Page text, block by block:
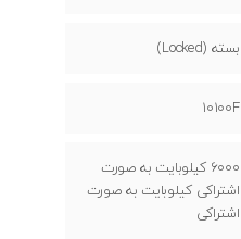
بسته (Locked)
10100F
6000 کیلوبایت به صورت
اشتراکی کیلوبایت به صورت
اشتراکی